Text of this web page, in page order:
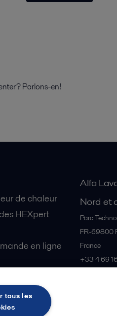
? Parlons-en !
de chaleur
HEXpert
en ligne
Explore
Alfa
Nord et
Parc
FR-69800
France
+33 4 69
Tous
tous les